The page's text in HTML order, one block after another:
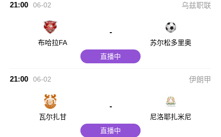
21:00 06-02 乌兹职联
布哈拉FA
-
苏尔松多里奥
直播中
21:00 06-02 伊朗甲
瓦尔扎甘
-
尼洛耶扎米尼
直播中